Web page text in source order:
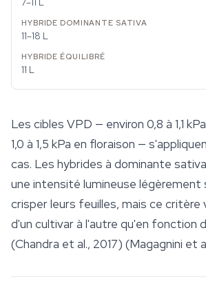
7–11 L
11–18 L
11 L
Les cibles VPD — environ 0,8 à 1,1
1,0 à 1,5 kPa en floraison —
cas. Les hybrides à dominante
une intensité lumineuse légèrement
crisper leurs feuilles, mais ce critère
d'un cultivar à l'autre qu'en fonction
(Chandra et al., 2017) (Magagnini et